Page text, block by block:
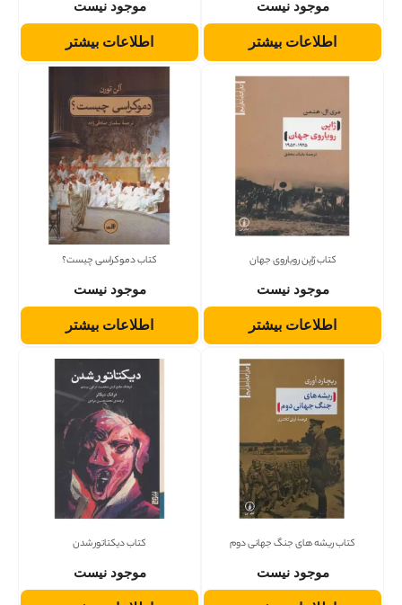
موجود نیست
اطلاعات بیشتر
موجود نیست
اطلاعات بیشتر
کتاب ژاپن رویاروی جهان
موجود نیست
اطلاعات بیشتر
کتاب دموکراسی چیست؟
موجود نیست
اطلاعات بیشتر
کتاب ریشه های جنگ جهانی دوم
موجود نیست
کتاب دیکتاتور شدن
موجود نیست